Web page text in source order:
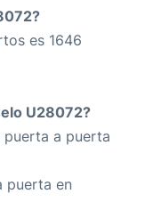
es 1646
U28072?
a puerta
puerta en